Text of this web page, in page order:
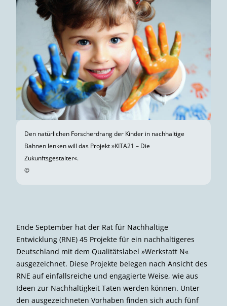
Den natürlichen Forscherdrang der Kinder in nachhaltige
Bahnen lenken will das Projekt »KITA21 – Die
Zukunftsgestalter«.
©
Ende September hat der Rat für Nachhaltige
Entwicklung (RNE) 45 Projekte für ein nachhaltigeres
Deutschland mit dem Qualitätslabel »Werkstatt N«
ausgezeichnet. Diese Projekte belegen nach Ansicht des
RNE auf einfallsreiche und engagierte Weise, wie aus
Ideen zur Nachhaltigkeit Taten werden können. Unter
den ausgezeichneten Vorhaben finden sich auch fünf